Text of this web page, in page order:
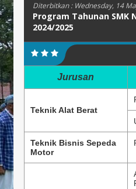
Diterbitkan : Wednesday, 14
Program Tahunan SMK
2024/2025
Jurusan
Teknik Alat Berat
Teknik Bisnis Sepeda
Motor